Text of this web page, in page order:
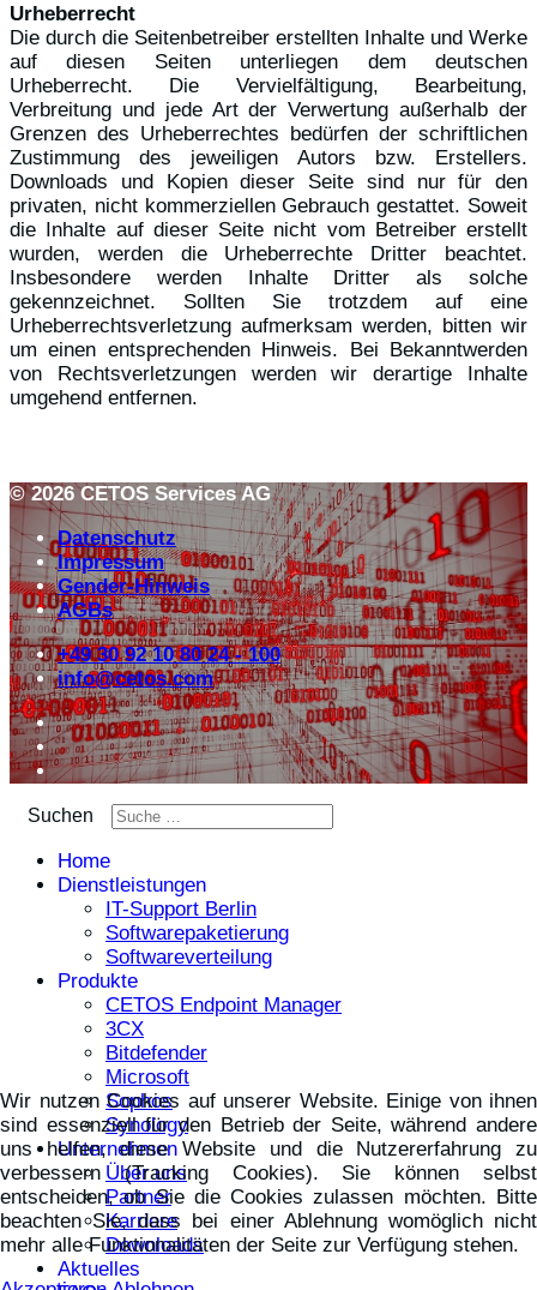
Urheberrecht
Die durch die Seitenbetreiber erstellten Inhalte und Werke
auf diesen Seiten unterliegen dem deutschen
Urheberrecht. Die Vervielfältigung, Bearbeitung,
Verbreitung und jede Art der Verwertung außerhalb der
Grenzen des Urheberrechtes bedürfen der schriftlichen
Zustimmung des jeweiligen Autors bzw. Erstellers.
Downloads und Kopien dieser Seite sind nur für den
privaten, nicht kommerziellen Gebrauch gestattet. Soweit
die Inhalte auf dieser Seite nicht vom Betreiber erstellt
wurden, werden die Urheberrechte Dritter beachtet.
Insbesondere werden Inhalte Dritter als solche
gekennzeichnet. Sollten Sie trotzdem auf eine
Urheberrechtsverletzung aufmerksam werden, bitten wir
um einen entsprechenden Hinweis. Bei Bekanntwerden
von Rechtsverletzungen werden wir derartige Inhalte
umgehend entfernen.
© 2026 CETOS Services AG
Datenschutz
Impressum
Gender-Hinweis
AGBs
+49 30 92 10 80 24 - 100
info@cetos.com
Suchen
Home
Dienstleistungen
IT-Support Berlin
Softwarepaketierung
Softwareverteilung
Produkte
CETOS Endpoint Manager
3CX
Bitdefender
Microsoft
Sophos
Synology
Unternehmen
Über uns
Partner
Karriere
Downloads
Aktuelles
Wir nutzen Cookies auf unserer Website. Einige von ihnen
sind essenziell für den Betrieb der Seite, während andere
uns helfen, diese Website und die Nutzererfahrung zu
verbessern (Tracking Cookies). Sie können selbst
entscheiden, ob Sie die Cookies zulassen möchten. Bitte
beachten Sie, dass bei einer Ablehnung womöglich nicht
mehr alle Funktionalitäten der Seite zur Verfügung stehen.